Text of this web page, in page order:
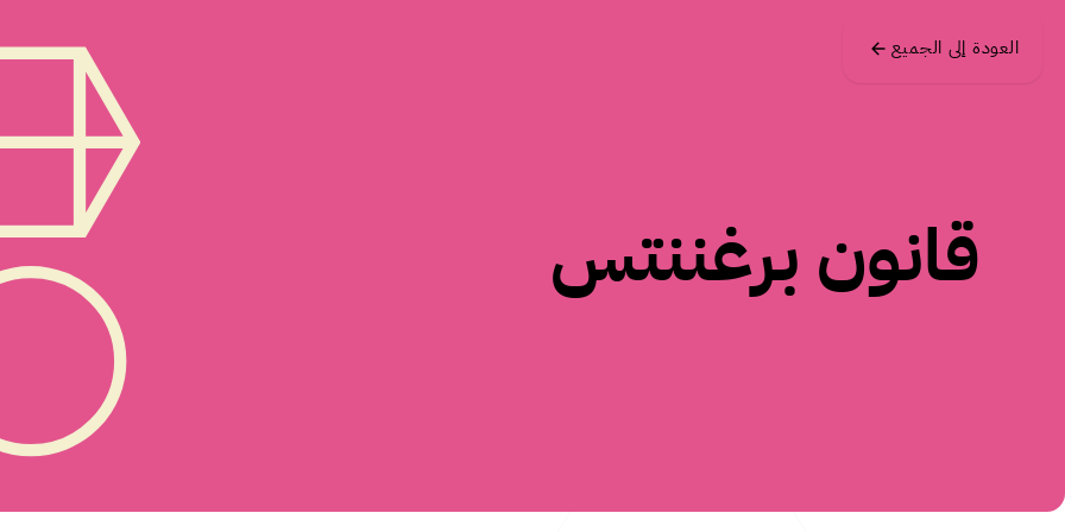
العودة إلى الجميع
قانون برغننتس
يدرك الإنسان ويفسّر الصور المعقدة أو المُبهمة بأبسط شكل ممكن؛